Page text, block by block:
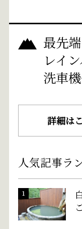
最先
レイ
洗車
詳細は
人気記事ラ